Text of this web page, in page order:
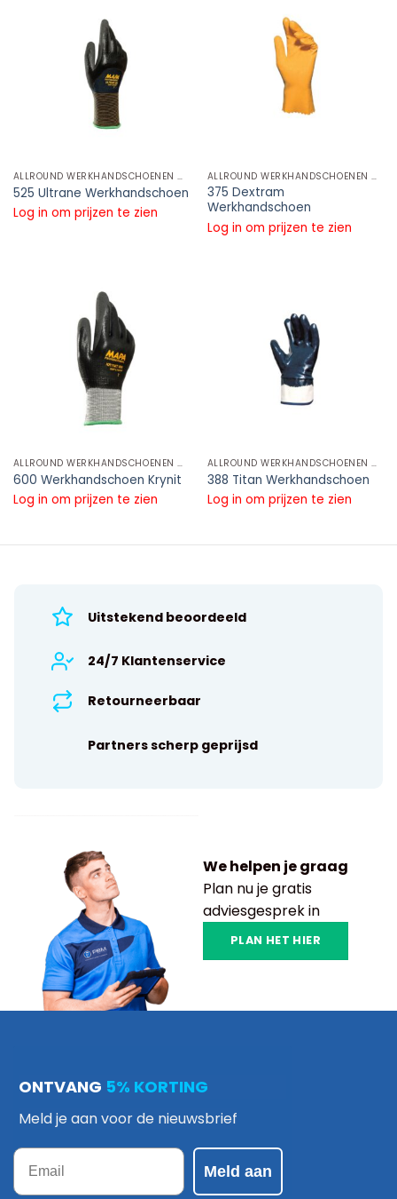
ALLROUND WERKHANDSCHOENEN NITRIL WERKHANDSCHOENEN
525 Ultrane Werkhandschoen
Log in om prijzen te zien
ALLROUND WERKHANDSCHOENEN NITRIL WERKHANDSCHOENEN
375 Dextram
Werkhandschoen
Log in om prijzen te zien
ALLROUND WERKHANDSCHOENEN NITRIL WERKHANDSCHOENEN
600 Werkhandschoen Krynit
Log in om prijzen te zien
ALLROUND WERKHANDSCHOENEN NITRIL WERKHANDSCHOENEN
388 Titan Werkhandschoen
Log in om prijzen te zien
We helpen je graag
Plan nu je gratis
adviesgesprek in
PLAN HET HIER
Uitstekend beoordeeld
24/7 Klantenservice
Retourneerbaar
Partners scherp geprijsd
ONTVANG 5% KORTING
Meld je aan voor de nieuwsbrief
Email
Meld aan